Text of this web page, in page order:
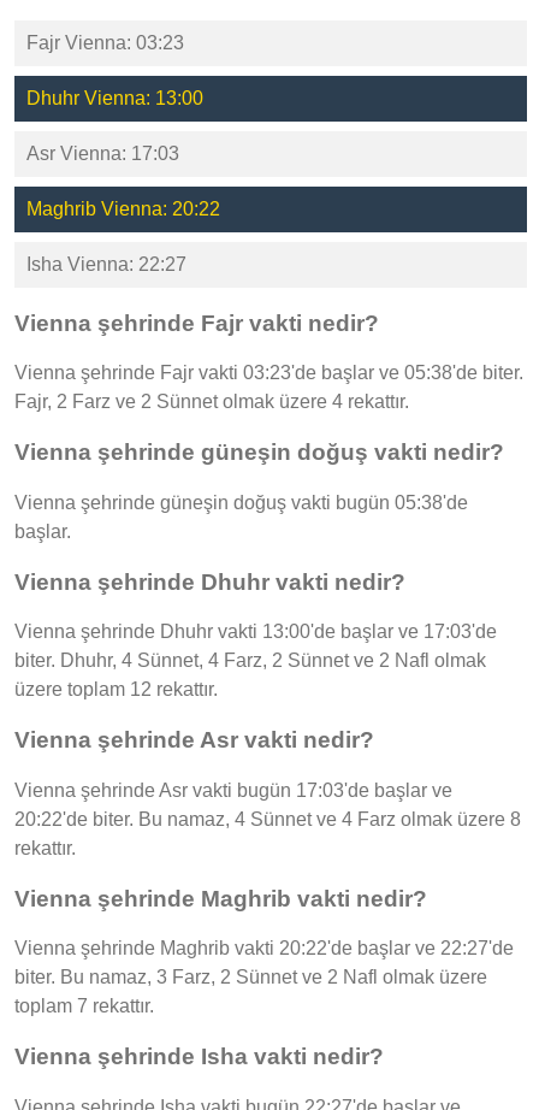
Fajr Vienna: 03:23
Dhuhr Vienna: 13:00
Asr Vienna: 17:03
Maghrib Vienna: 20:22
Isha Vienna: 22:27
Vienna şehrinde Fajr vakti nedir?
Vienna şehrinde Fajr vakti 03:23'de başlar ve 05:38'de biter.
Fajr, 2 Farz ve 2 Sünnet olmak üzere 4 rekattır.
Vienna şehrinde güneşin doğuş vakti nedir?
Vienna şehrinde güneşin doğuş vakti bugün 05:38'de
başlar.
Vienna şehrinde Dhuhr vakti nedir?
Vienna şehrinde Dhuhr vakti 13:00'de başlar ve 17:03'de
biter. Dhuhr, 4 Sünnet, 4 Farz, 2 Sünnet ve 2 Nafl olmak
üzere toplam 12 rekattır.
Vienna şehrinde Asr vakti nedir?
Vienna şehrinde Asr vakti bugün 17:03'de başlar ve
20:22'de biter. Bu namaz, 4 Sünnet ve 4 Farz olmak üzere 8
rekattır.
Vienna şehrinde Maghrib vakti nedir?
Vienna şehrinde Maghrib vakti 20:22'de başlar ve 22:27'de
biter. Bu namaz, 3 Farz, 2 Sünnet ve 2 Nafl olmak üzere
toplam 7 rekattır.
Vienna şehrinde Isha vakti nedir?